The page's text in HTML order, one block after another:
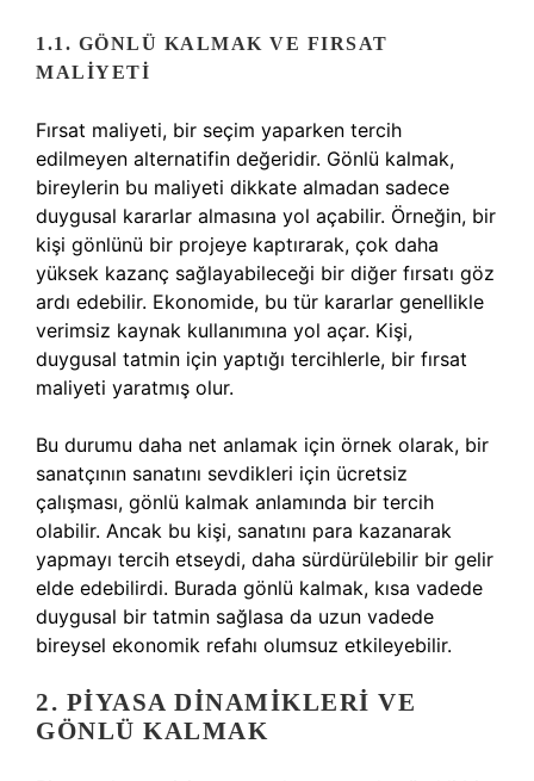
1.1. GÖNLÜ KALMAK VE FIRSAT
MALIYETI
Fırsat maliyeti, bir seçim yaparken tercih
edilmeyen alternatifin değeridir. Gönlü kalmak,
bireylerin bu maliyeti dikkate almadan sadece
duygusal kararlar almasına yol açabilir. Örneğin, bir
kişi gönlünü bir projeye kaptırarak, çok daha
yüksek kazanç sağlayabileceği bir diğer fırsatı göz
ardı edebilir. Ekonomide, bu tür kararlar genellikle
verimsiz kaynak kullanımına yol açar. Kişi,
duygusal tatmin için yaptığı tercihlerle, bir fırsat
maliyeti yaratmış olur.
Bu durumu daha net anlamak için örnek olarak, bir
sanatçının sanatını sevdikleri için ücretsiz
çalışması, gönlü kalmak anlamında bir tercih
olabilir. Ancak bu kişi, sanatını para kazanarak
yapmayı tercih etseydi, daha sürdürülebilir bir gelir
elde edebilirdi. Burada gönlü kalmak, kısa vadede
duygusal bir tatmin sağlasa da uzun vadede
bireysel ekonomik refahı olumsuz etkileyebilir.
2. PIYASA DINAMIKLERI VE
GÖNLÜ KALMAK